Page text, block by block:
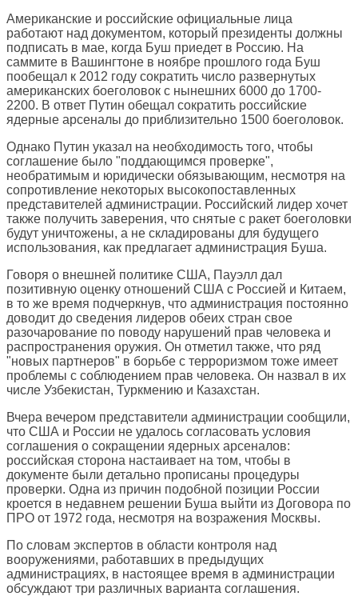
Американские и российские официальные лица
работают над документом, который президенты должны
подписать в мае, когда Буш приедет в Россию. На
саммите в Вашингтоне в ноябре прошлого года Буш
пообещал к 2012 году сократить число развернутых
американских боеголовок с нынешних 6000 до 1700-
2200. В ответ Путин обещал сократить российские
ядерные арсеналы до приблизительно 1500 боеголовок.
Однако Путин указал на необходимость того, чтобы
соглашение было "поддающимся проверке",
необратимым и юридически обязывающим, несмотря на
сопротивление некоторых высокопоставленных
представителей администрации. Российский лидер хочет
также получить заверения, что снятые с ракет боеголовки
будут уничтожены, а не складированы для будущего
использования, как предлагает администрация Буша.
Говоря о внешней политике США, Пауэлл дал
позитивную оценку отношений США с Россией и Китаем,
в то же время подчеркнув, что администрация постоянно
доводит до сведения лидеров обеих стран свое
разочарование по поводу нарушений прав человека и
распространения оружия. Он отметил также, что ряд
"новых партнеров" в борьбе с терроризмом тоже имеет
проблемы с соблюдением прав человека. Он назвал в их
числе Узбекистан, Туркмению и Казахстан.
Вчера вечером представители администрации сообщили,
что США и России не удалось согласовать условия
соглашения о сокращении ядерных арсеналов:
российская сторона настаивает на том, чтобы в
документе были детально прописаны процедуры
проверки. Одна из причин подобной позиции России
кроется в недавнем решении Буша выйти из Договора по
ПРО от 1972 года, несмотря на возражения Москвы.
По словам экспертов в области контроля над
вооружениями, работавших в предыдущих
администрациях, в настоящее время в администрации
обсуждают три различных варианта соглашения.